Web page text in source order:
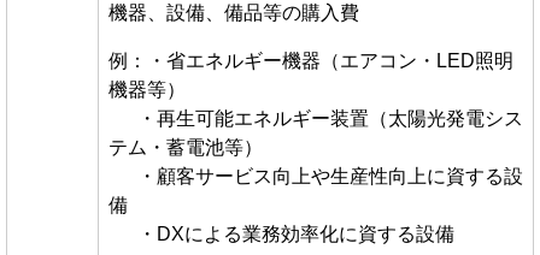
機器、設備、備品等の購入費
例：・省エネルギー機器（エアコン・LED照明
機器等）
・再生可能エネルギー装置（太陽光発電シス
テム・蓄電池等）
・顧客サービス向上や生産性向上に資する設
備
・DXによる業務効率化に資する設備